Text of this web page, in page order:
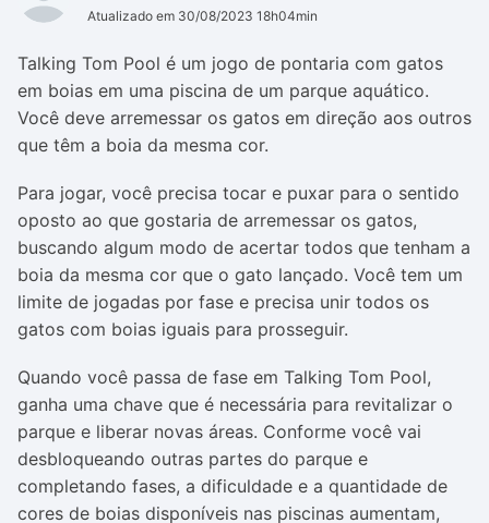
Atualizado em 30/08/2023 18h04min
Talking Tom Pool é um jogo de pontaria com gatos
em boias em uma piscina de um parque aquático.
Você deve arremessar os gatos em direção aos outros
que têm a boia da mesma cor.
Para jogar, você precisa tocar e puxar para o sentido
oposto ao que gostaria de arremessar os gatos,
buscando algum modo de acertar todos que tenham a
boia da mesma cor que o gato lançado. Você tem um
limite de jogadas por fase e precisa unir todos os
gatos com boias iguais para prosseguir.
Quando você passa de fase em Talking Tom Pool,
ganha uma chave que é necessária para revitalizar o
parque e liberar novas áreas. Conforme você vai
desbloqueando outras partes do parque e
completando fases, a dificuldade e a quantidade de
cores de boias disponíveis nas piscinas aumentam,